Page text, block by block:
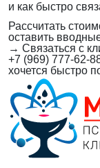
и как быстро
Рассчитать
оставить
→ Связаться с
+7 (969) 777-62-
хочется быстро